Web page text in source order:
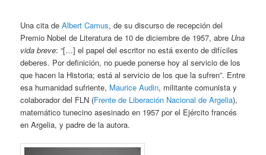
Una cita deAlbert Camus, de su discurso de recepción del
Premio Nobel de Literatura de 10 de diciembre de 1957, abre Una
vida breve: “[…] el papel del escritor no está exento de difíciles
deberes. Por definición, no puede ponerse hoy al servicio de los
que hacen la Historia; está al servicio de los que la sufren”. Entre
esa humanidad sufriente, Maurice Audin, militante comunista y
colaborador del FLN (Frente de Liberación Nacional de Argelia),
matemático tunecino asesinado en 1957 por el Ejército francés
en Argelia, y padre de la autora.